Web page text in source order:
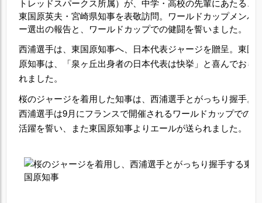
トレッドスパークス所属）が、中学・高校の先輩にあたる、
東国原英夫・宮崎県知事を表敬訪問。ワールドカップメンバ
ー選出の報告と、ワールドカップでの健闘を誓いました。
西浦選手は、東国原知事へ、日本代表ジャージを贈呈。東国
原知事は、「泉ヶ丘出身者の日本代表は快挙」と喜んでおら
れました。
桜のジャージを着用した知事は、西浦選手とがっちり握手。
西浦選手は9月にフランスで開催されるワールドカップでの
活躍を誓い、また東国原知事よりエールが送られました。